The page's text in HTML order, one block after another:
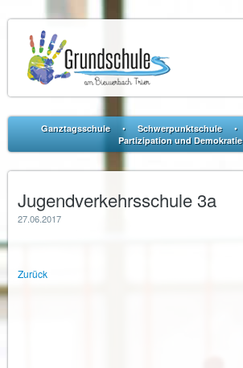
Ganztagsschule • Schwerpunktschule •
Partizipation und Demokratie
Jugendverkehrsschule 3a
27.06.2017
Zurück